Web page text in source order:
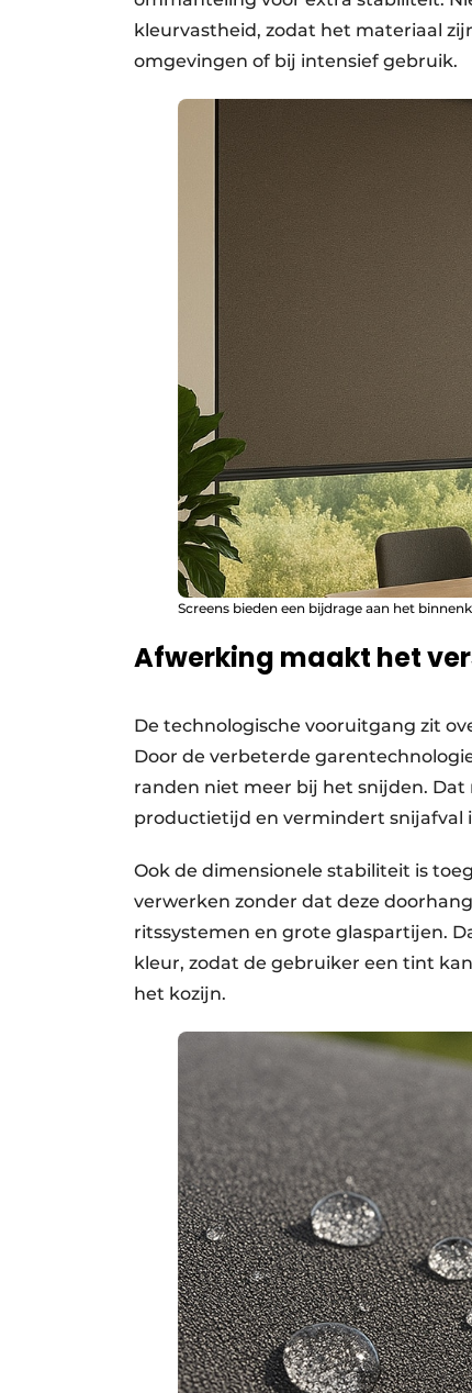
kleurvastheid, zodat het materiaal
omgevingen of bij intensief gebruik.
Screens bieden een bijdrage aan het
Afwerking maakt het
De technologische vooruitgang zit
Door de verbeterde
randen niet meer bij het snijden.
productietijd en vermindert snijafval
Ook de dimensionele stabiliteit is
verwerken zonder dat deze
ritssystemen en grote glaspartijen.
kleur, zodat de gebruiker een tint
het kozijn.